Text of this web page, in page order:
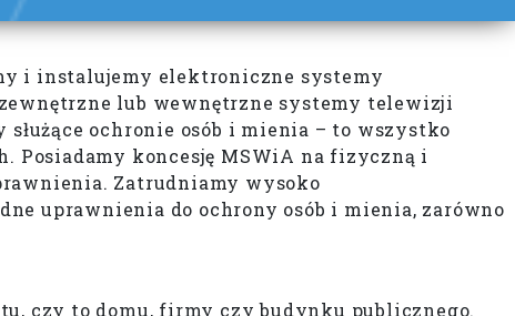
i instalujemy elektroniczne systemy
lub wewnętrzne systemy telewizji
ochronie osób i mienia – to wszystko
Posiadamy koncesję MSWiA na fizyczną i
Zatrudniamy wysoko
uprawnienia do ochrony osób i mienia, zarówno
czy to domu, firmy czy budynku publicznego.